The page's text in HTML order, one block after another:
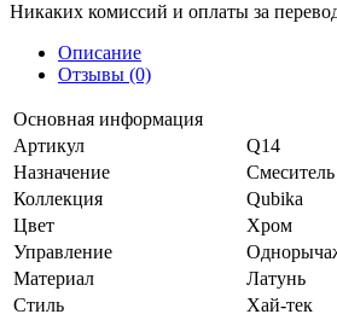
Никаких комиссий и оплаты за
Описание
Отзывы (0)
Основная информация
Артикул
Q14
Назначение
Коллекция
Qubika
Цвет
Хром
Управление
Материал
Латунь
Стиль
Хай-тек